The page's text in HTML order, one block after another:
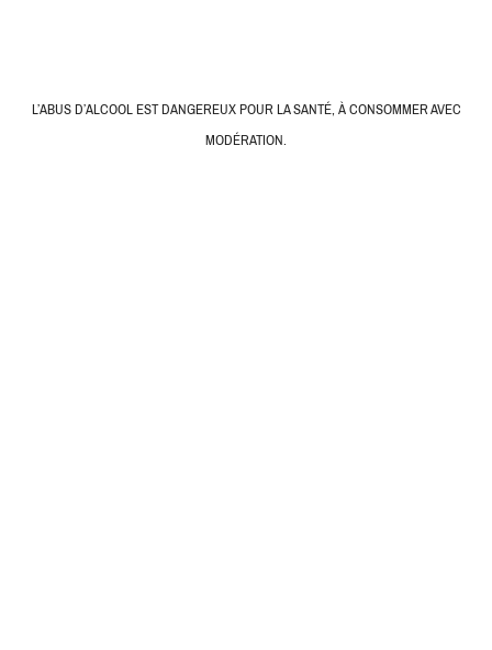
L’ABUS D’ALCOOL EST DANGEREUX POUR LA SANTÉ, À CONSOMMER AVEC
MODÉRATION.